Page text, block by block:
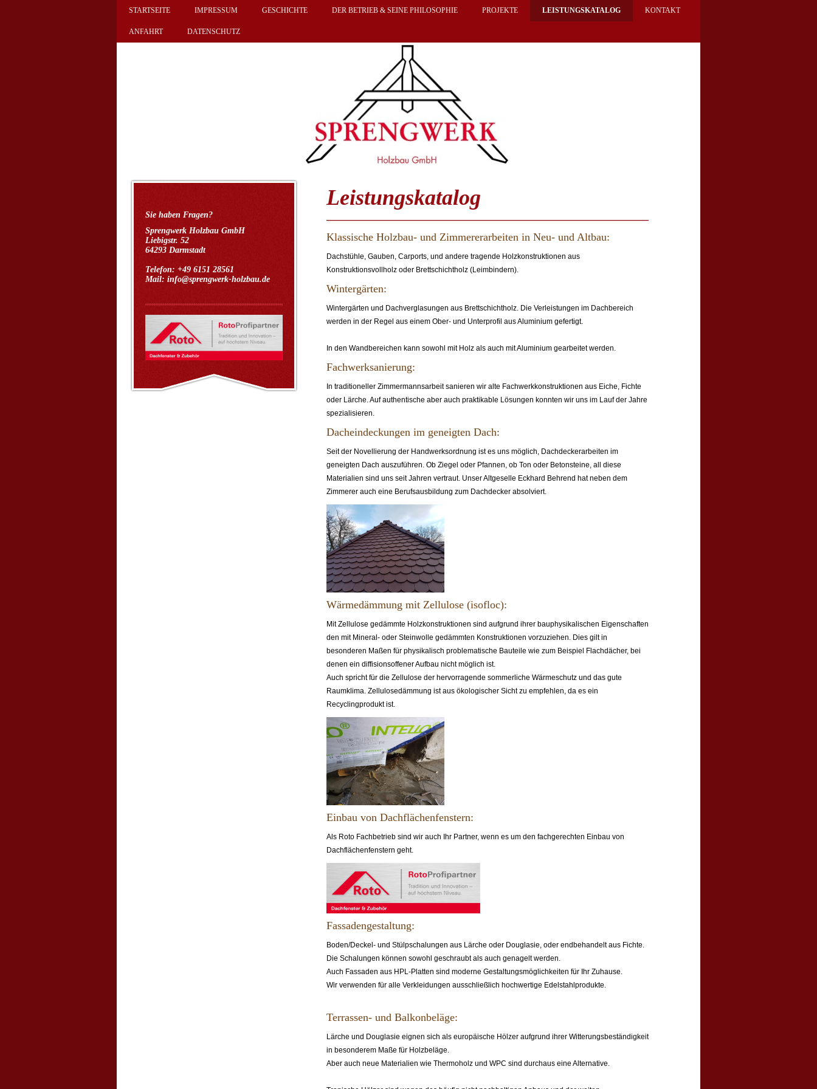
STARTSEITE IMPRESSUM GESCHICHTE DER BETRIEB & SEINE PHILOSOPHIE PROJEKTE LEISTUNGSKATALOG KONTAKT
ANFAHRT DATENSCHUTZ
Sie haben Fragen?
Sprengwerk Holzbau GmbH
Liebigstr. 52
64293 Darmstadt
Telefon: +49 6151 28561
Mail: info@sprengwerk-holzbau.de
Leistungskatalog
Klassische Holzbau- und Zimmererarbeiten in Neu- und Altbau:
Dachstühle, Gauben, Carports, und andere tragende Holzkonstruktionen aus
Konstruktionsvollholz oder Brettschichtholz (Leimbindern).
Wintergärten:
Wintergärten und Dachverglasungen aus Brettschichtholz. Die Verleistungen im Dachbereich
werden in der Regel aus einem Ober- und Unterprofil aus Aluminium gefertigt.
In den Wandbereichen kann sowohl mit Holz als auch mit Aluminium gearbeitet werden.
Fachwerksanierung:
In traditioneller Zimmermannsarbeit sanieren wir alte Fachwerkkonstruktionen aus Eiche, Fichte
oder Lärche. Auf authentische aber auch praktikable Lösungen konnten wir uns im Lauf der Jahre
spezialisieren.
Dacheindeckungen im geneigten Dach:
Seit der Novellierung der Handwerksordnung ist es uns möglich, Dachdeckerarbeiten im
geneigten Dach auszuführen. Ob Ziegel oder Pfannen, ob Ton oder Betonsteine, all diese
Materialien sind uns seit Jahren vertraut. Unser Altgeselle Eckhard Behrend hat neben dem
Zimmerer auch eine Berufsausbildung zum Dachdecker absolviert.
Wärmedämmung mit Zellulose (isofloc):
Mit Zellulose gedämmte Holzkonstruktionen sind aufgrund ihrer bauphysikalischen Eigenschaften
den mit Mineral- oder Steinwolle gedämmten Konstruktionen vorzuziehen. Dies gilt in
besonderen Maßen für physikalisch problematische Bauteile wie zum Beispiel Flachdächer, bei
denen ein diffisionsoffener Aufbau nicht möglich ist.
Auch spricht für die Zellulose der hervorragende sommerliche Wärmeschutz und das gute
Raumklima. Zellulosedämmung ist aus ökologischer Sicht zu empfehlen, da es ein
Recyclingprodukt ist.
Einbau von Dachflächenfenstern:
Als Roto Fachbetrieb sind wir auch Ihr Partner, wenn es um den fachgerechten Einbau von
Dachflächenfenstern geht.
Fassadengestaltung:
Boden/Deckel- und Stülpschalungen aus Lärche oder Douglasie, oder endbehandelt aus Fichte.
Die Schalungen können sowohl geschraubt als auch genagelt werden.
Auch Fassaden aus HPL-Platten sind moderne Gestaltungsmöglichkeiten für Ihr Zuhause.
Wir verwenden für alle Verkleidungen ausschließlich hochwertige Edelstahlprodukte.
Terrassen- und Balkonbeläge:
Lärche und Douglasie eignen sich als europäische Hölzer aufgrund ihrer Witterungsbeständigkeit
in besonderem Maße für Holzbeläge.
Aber auch neue Materialien wie Thermoholz und WPC sind durchaus eine Alternative.